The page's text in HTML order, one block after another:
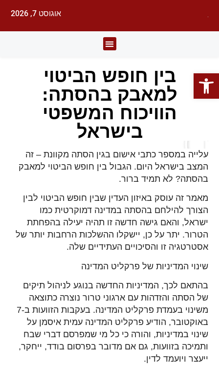
אוגוסט 7, 2026
בין חופש הביטוי
למאבק בהסתה:
הוויכוח המשפטי
בישראל
עלייה במספר כתבי אישום בגין הסתה מקוונת – זה
המצב בישראל היום. הגבול בין חופש הביטוי למאבק
בהסתה? לא תמיד ברור.
מאמר זה עוסק באיזון העדין שבין חופש הביטוי לבין
הצורך להילחם בהסתה במדינה דמוקרטית כמו
ישראל, והאם גישה חדשה זו תהיה יעילה בהפחתת
הטרור. יתר על כן, יישקלו ההשלכות הרחבות יותר של
אסטרטגיה זו והסיכויים העתידיים שלה.
שינוי המדיניות של פרקליט המדינה
בהתאם לכך, המדיניות החדשה בנוגע לניהול תיקים
של הסתה והזדהות עם ארגוני טרור נוצרה כתוצאה
משינוי בעמדת פרקליט המדינה. בעקבות הזוועות ב-7
באוקטובר, הודיע פרקליט המדינה עמית איסמן על
שינוי במדיניות, והורה כי כל מי שמפרסם דברי שבח
ותמיכה בזוועות, גם אם מדובר בפרסום בודד, ייחקר,
ייעצר ויועמד לדין.
פתח סרגל נגישות